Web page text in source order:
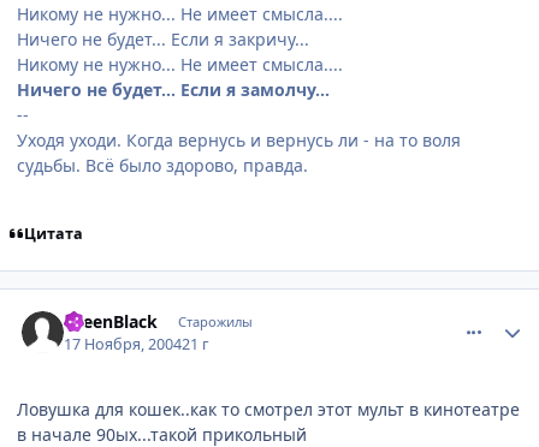
Никому не нужно... Не имеет смысла....
Ничего не будет... Если я закричу...
Никому не нужно... Не имеет смысла....
Ничего не будет... Если я замолчу...
--
Уходя уходи. Когда вернусь и вернусь ли - на то воля
судьбы. Всё было здорово, правда.
Цитата
GreenBlack Старожилы
17 Ноября, 200421 г
Ловушка для кошек..как то смотрел этот мульт в кинотеатре
в начале 90ых...такой прикольный